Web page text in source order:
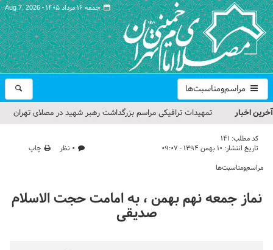
جمعه ۱۶ مرداد ۱۴۰۵ - Aug 7, 2026
مراسم‌ومناسبت‌ها
آخرین اخبار
تمهیدات ترافیکی مراسم بزرگداشت رهبر شهید در مصلای تهران
حجت‌الاسلام حاج علی‌اکبری؛ خطیب این هفته نماز جمعه تهران
معظم انقلاب
گزارش تصویری| مراسم نماز بر پیکر امام شهید انقلاب اسلامی ایران
کد مطلب: 141
تاریخ انتشار: ۱۰ بهمن ۱۳۹۴ - ۰۹:۰۷ ۰ نظر
چاپ
مراسم‌ومناسبت‌ها
نماز جمعه نهم بهمن ، به امامت حجت الاسلام
صدیقی